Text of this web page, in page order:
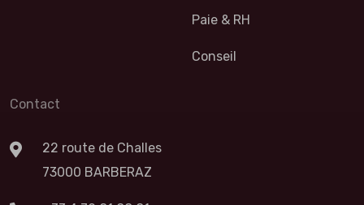
Paie & RH
Conseil
Contact
22 route de Challes
73000 BARBERAZ